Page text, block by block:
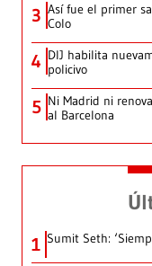
3 Así fue el primer
Colo
4 DIJ habilita
policivo
5 Ni Madrid ni
al Barcelona
1 Sumit Seth: